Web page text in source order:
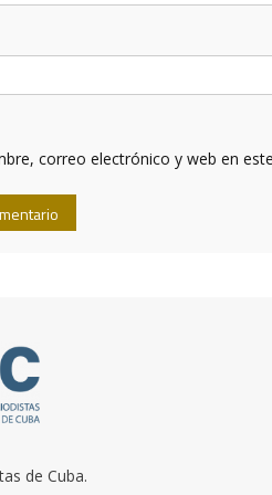
correo electrónico y web en
de Cuba.